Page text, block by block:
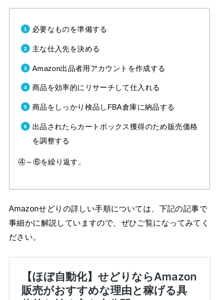
必要なものを準備する
主な仕入先を決める
Amazon出品者用アカウントを作成する
商品を効率的にリサーチして仕入れる
商品をしっかり検品しFBA倉庫に納品する
出品されたらカートボックス獲得のため販売価格
を調整する
④～⑥を繰り返す。
Amazonせどりの詳しい手順については、下記の記事で
事細かに解説していますので、ぜひご覧になってみてく
ださい。